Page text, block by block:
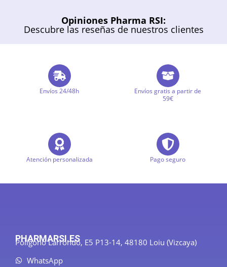
Opiniones Pharma RSI:
Descubre las reseñas de nuestros clientes
Envíos 24/48h
Envíos gratis a partir de
59€
Atención personalizada Pago seguro
PHARMARSI.ES
Polígono Larrondo, E5 P13-14, 48180 Loiu (Vizcaya)
WhatsApp